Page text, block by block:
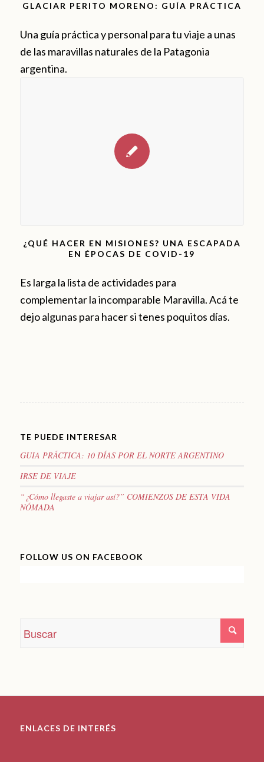
GLACIAR PERITO MORENO: GUÍA PRÁCTICA
Una guía práctica y personal para tu viaje a unas
de las maravillas naturales de la Patagonia
argentina.
¿QUÉ HACER EN MISIONES? UNA ESCAPADA
EN ÉPOCAS DE COVID-19
Es larga la lista de actividades para
complementar la incomparable Maravilla. Acá te
dejo algunas para hacer si tenes poquitos días.
TE PUEDE INTERESAR
GUIA PRÁCTICA: 10 DÍAS POR EL NORTE ARGENTINO
IRSE DE VIAJE
“¿Cómo llegaste a viajar así?” COMIENZOS DE ESTA VIDA
NÓMADA
FOLLOW US ON FACEBOOK
ENLACES DE INTERÉS